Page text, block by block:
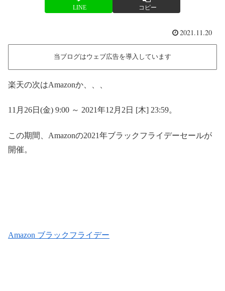
LINE コピー
2021.11.20
当ブログはウェブ広告を導入しています
楽天の次はAmazonか、、、
11月26日(金) 9:00 ～ 2021年12月2日 [木] 23:59。
この期間、Amazonの2021年ブラックフライデーセールが
開催。
Amazon ブラックフライデー